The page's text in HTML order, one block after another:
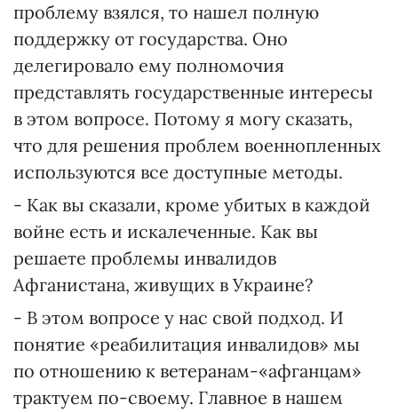
проблему взялся, то нашел полную
поддержку от государства. Оно
делегировало ему полномочия
представлять государственные интересы
в этом вопросе. Потому я могу сказать,
что для решения проблем военнопленных
используются все доступные методы.
- Как вы сказали, кроме убитых в каждой
войне есть и искалеченные. Как вы
решаете проблемы инвалидов
Афганистана, живущих в Украине?
- В этом вопросе у нас свой подход. И
понятие «реабилитация инвалидов» мы
по отношению к ветеранам-«афганцам»
трактуем по-своему. Главное в нашем